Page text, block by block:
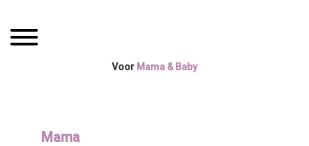
naar
de
naar
de
Toggle navigation
Yogaboetiek
Voor Mama & Baby
Mama